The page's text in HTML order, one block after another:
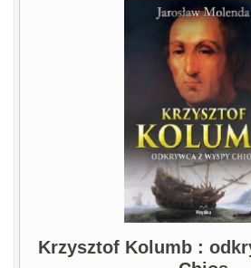
Krzysztof Kolumb :